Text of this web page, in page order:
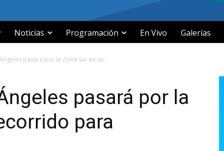
Noticias Programación En Vivo Galerías
pasará por la Zona Sur en su...
pasará por la
para